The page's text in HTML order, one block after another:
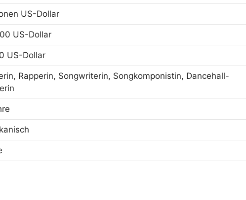
US-Dollar
US-Dollar
US-Dollar
Rapperin, Songwriterin, Songkomponistin, Dancehall-